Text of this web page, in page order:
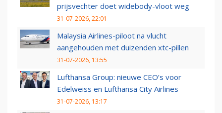
prijsvechter doet widebody-vloot weg
31-07-2026, 22:01
Malaysia Airlines-piloot na vlucht
aangehouden met duizenden xtc-pillen
31-07-2026, 13:55
Lufthansa Group: nieuwe CEO’s voor
Edelweiss en Lufthansa City Airlines
31-07-2026, 13:17